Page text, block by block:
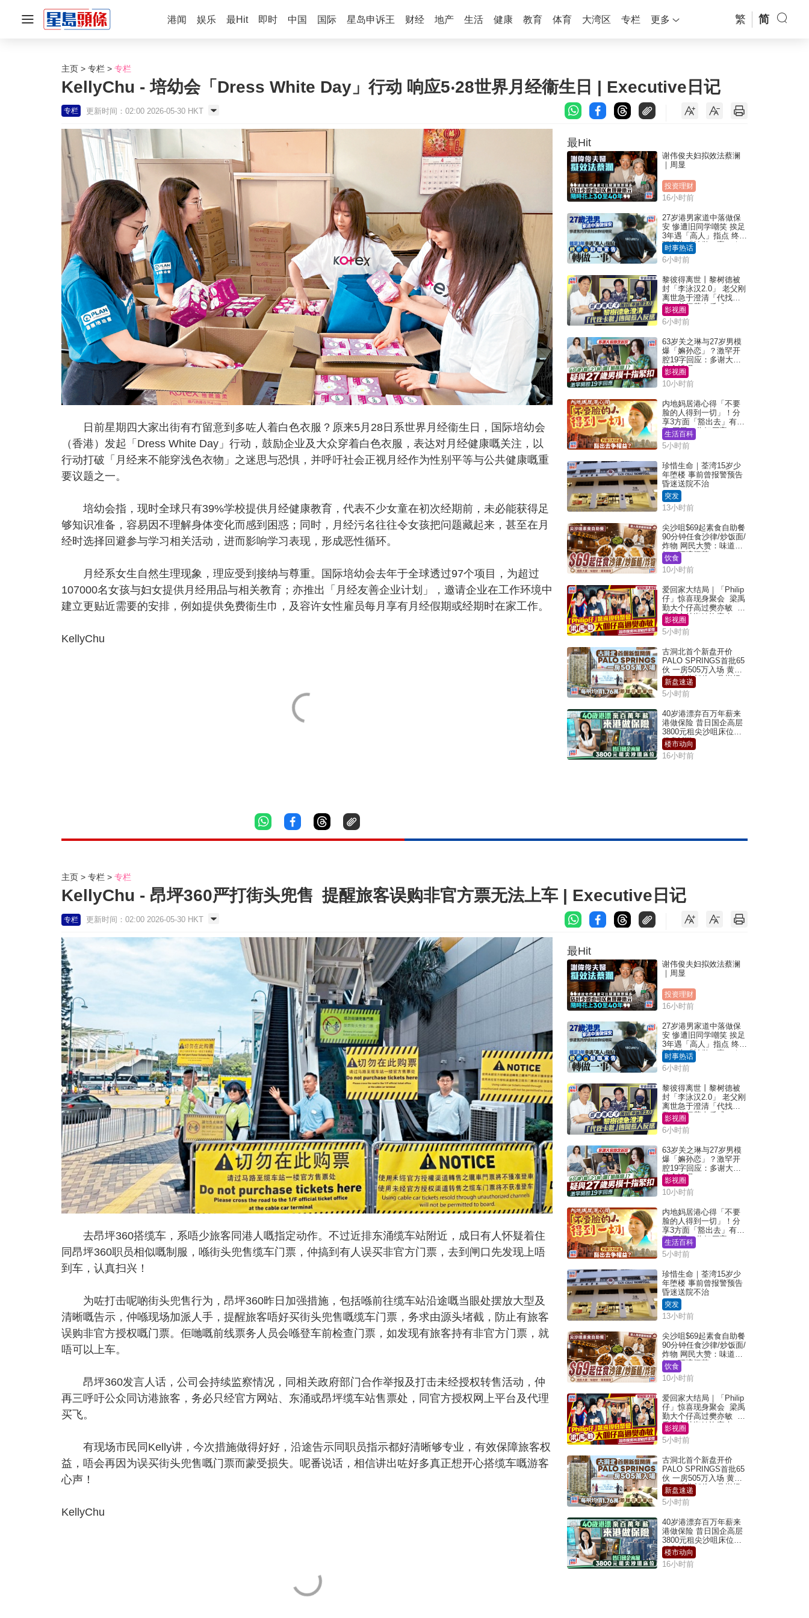
港闻 娱乐 最Hit 即时 中国 国际 星岛申诉王 财经 地产 生活 健康 教育 体育 大湾区 专栏 更多 繁 简
主页 专栏 专栏
KellyChu - 培幼会「Dress White Day」行动 响应5‧28世界月经衞生日 | Executive日记
专栏 更新时间：02:00 2026-05-30 HKT
日前星期四大家出街有冇留意到多咗人着白色衣服？原来5月28日系世界月经衞生日，国际培幼会
（香港）发起「Dress White Day」行动，鼓励企业及大众穿着白色衣服，表达对月经健康嘅关注，以
行动打破「月经来不能穿浅色衣物」之迷思与恐惧，并呼吁社会正视月经作为性别平等与公共健康嘅重
要议题之一。
培幼会指，现时全球只有39%学校提供月经健康教育，代表不少女童在初次经期前，未必能获得足
够知识准备，容易因不理解身体变化而感到困惑；同时，月经污名往往令女孩把问题藏起来，甚至在月
经时选择回避参与学习相关活动，进而影响学习表现，形成恶性循环。
月经系女生自然生理现象，理应受到接纳与尊重。国际培幼会去年于全球透过97个项目，为超过
107000名女孩与妇女提供月经用品与相关教育；亦推出「月经友善企业计划」，邀请企业在工作环境中
建立更贴近需要的安排，例如提供免费衞生巾，及容许女性雇员每月享有月经假期或经期时在家工作。
KellyChu
最Hit
谢伟俊夫妇拟效法蔡澜
｜周显
投资理财
16小时前
27岁港男家道中落做保
安 惨遭旧同学嘲笑 挨足
3年遇「高人」指点 终辞
职宣告「转做一事」｜
Juicy叮
时事热话
6小时前
黎彼得离世丨黎树德被
封「李泳汉2.0」 老父刚
离世急于澄清「代找卡
数」传闻惹人反感
影视圈
6小时前
63岁关之琳与27岁男模
爆「嫲孙恋」？激罕开
腔19字回应：多谢大家
挂念近况
影视圈
10小时前
内地妈居港心得「不要
脸的人得到一切」！分
享3方面「豁出去」有著
数 网民：你好厉害
生活百科
5小时前
珍惜生命｜荃湾15岁少
年堕楼 事前曾报警预告
昏迷送院不治
突发
13小时前
尖沙咀$69起素食自助餐
90分钟任食沙律/炒饭面/
炸物 网民大赞：味道
好，环境阔落
饮食
10小时前
爱回家大结局｜「Philip
仔」惊喜现身聚会 梁禹
勤大个仔高过樊亦敏 超
乖黐实林淑敏许家杰
影视圈
5小时前
古洞北首个新盘开价
PALO SPRINGS首批65
伙 一房505万入场 黄光
耀：「北都价」具指标
作用
新盘速递
5小时前
40岁港漂弃百万年薪来
港做保险 昔日国企高层
3800元租尖沙咀床位｜
租盘Million
楼市动向
16小时前
主页 专栏 专栏
KellyChu - 昂坪360严打街头兜售 提醒旅客误购非官方票无法上车 | Executive日记
专栏 更新时间：02:00 2026-05-30 HKT
去昂坪360搭缆车，系唔少旅客同港人嘅指定动作。不过近排东涌缆车站附近，成日有人怀疑着住
同昂坪360职员相似嘅制服，喺街头兜售缆车门票，仲搞到有人误买非官方门票，去到闸口先发现上唔
到车，认真扫兴！
为咗打击呢啲街头兜售行为，昂坪360昨日加强措施，包括喺前往缆车站沿途嘅当眼处摆放大型及
清晰嘅告示，仲喺现场加派人手，提醒旅客唔好买街头兜售嘅缆车门票，务求由源头堵截，防止有旅客
误购非官方授权嘅门票。佢哋嘅前线票务人员会喺登车前检查门票，如发现有旅客持有非官方门票，就
唔可以上车。
昂坪360发言人话，公司会持续监察情况，同相关政府部门合作举报及打击未经授权转售活动，仲
再三呼吁公众同访港旅客，务必只经官方网站、东涌或昂坪缆车站售票处，同官方授权网上平台及代理
买飞。
有现场市民同Kelly讲，今次措施做得好好，沿途告示同职员指示都好清晰够专业，有效保障旅客权
益，唔会再因为误买街头兜售嘅门票而蒙受损失。呢番说话，相信讲出咗好多真正想开心搭缆车嘅游客
心声！
KellyChu
最Hit
谢伟俊夫妇拟效法蔡澜
｜周显
投资理财
16小时前
27岁港男家道中落做保
安 惨遭旧同学嘲笑 挨足
3年遇「高人」指点 终辞
职宣告「转做一事」｜
Juicy叮
时事热话
6小时前
黎彼得离世丨黎树德被
封「李泳汉2.0」 老父刚
离世急于澄清「代找卡
数」传闻惹人反感
影视圈
6小时前
63岁关之琳与27岁男模
爆「嫲孙恋」？激罕开
腔19字回应：多谢大家
挂念近况
影视圈
10小时前
内地妈居港心得「不要
脸的人得到一切」！分
享3方面「豁出去」有著
数 网民：你好厉害
生活百科
5小时前
珍惜生命｜荃湾15岁少
年堕楼 事前曾报警预告
昏迷送院不治
突发
13小时前
尖沙咀$69起素食自助餐
90分钟任食沙律/炒饭面/
炸物 网民大赞：味道
好，环境阔落
饮食
10小时前
爱回家大结局｜「Philip
仔」惊喜现身聚会 梁禹
勤大个仔高过樊亦敏 超
乖黐实林淑敏许家杰
影视圈
5小时前
古洞北首个新盘开价
PALO SPRINGS首批65
伙 一房505万入场 黄光
耀：「北都价」具指标
作用
新盘速递
5小时前
40岁港漂弃百万年薪来
港做保险 昔日国企高层
3800元租尖沙咀床位｜
租盘Million
楼市动向
16小时前